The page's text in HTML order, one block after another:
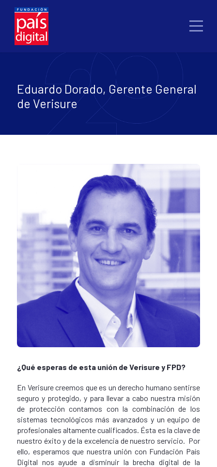
Eduardo Dorado, Gerente General
de Verisure
¿Qué esperas de esta unión de Verisure y FPD?
En Verisure creemos que es un derecho humano sentirse
seguro y protegido, y para llevar a cabo nuestra misión
de protección contamos con la combinación de los
sistemas tecnológicos más avanzados y un equipo de
profesionales altamente cualificados. Ésta es la clave de
nuestro éxito y de la excelencia de nuestro servicio. Por
ello, esperamos que nuestra unión con Fundación País
Digital nos ayude a disminuir la brecha digital de la